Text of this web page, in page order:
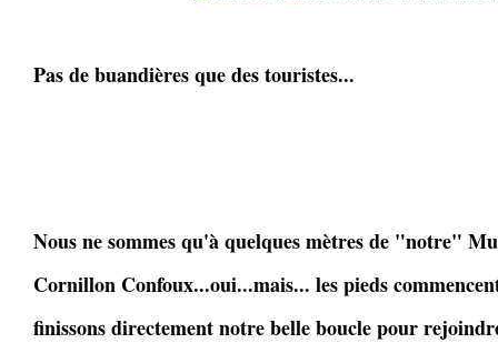
Pas de buandières que des touristes...
Nous ne sommes qu'à quelques mètres de "notre"
Cornillon Confoux...oui...mais... les pieds
finissons directement notre belle boucle pour